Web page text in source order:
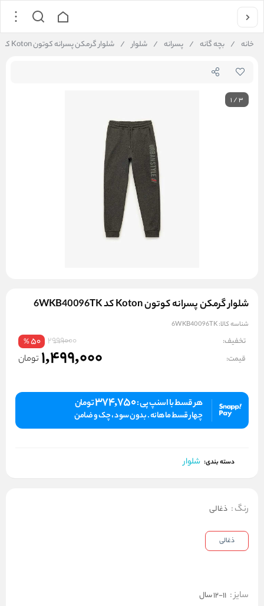
خانه / بچه گانه / پسرانه / شلوار / شلوار گرمکن پسرانه کوتون Koton کد 6WKB40096TK
1/3
شلوار گرمکن پسرانه کوتون Koton کد 6WKB40096TK
شناسه کالا:6WKB40096TK
تخفیف: 2999000
50
%
قیمت: 1,499,000 تومان
هر قسط با اسنپ پی :374,750تومان
چهار قسط ماهانه . بدون سود ، چک و ضامن
دسته بندی: شلوار
رنگ: ذغالی
ذغالی
سایز: 11-12 سال